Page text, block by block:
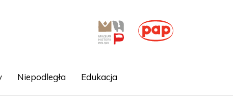
Niepodległa Edukacja